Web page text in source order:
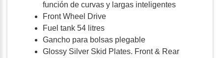
función de curvas y largas inteligentes
Front Wheel Drive
Fuel tank 54 litres
Gancho para bolsas plegable
Glossy Silver Skid Plates. Front & Rear